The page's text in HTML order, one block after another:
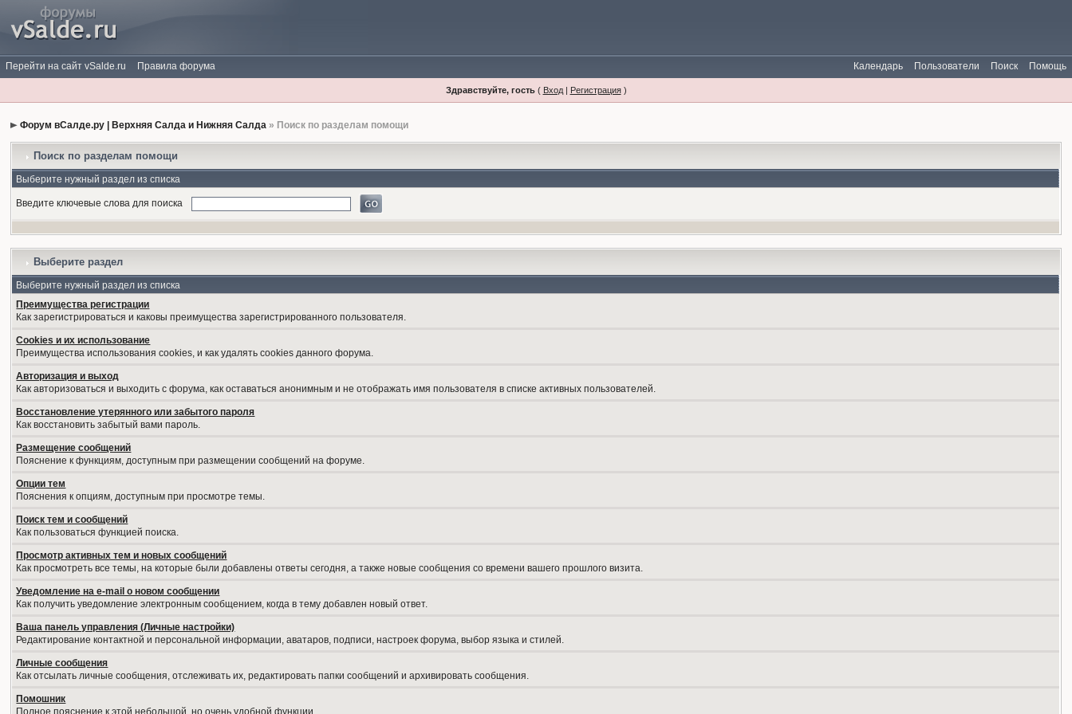
Перейти на сайт vSalde.ru Правила форума Помощь
Поиск
Пользователи
Календарь
Здравствуйте, гость( Вход| Регистрация)
Форум вСалде.ру | Верхняя Салда и Нижняя Салда » Поиск по разделам помощи
Поиск по разделам помощи
Выберите нужный раздел из списка
Введите ключевые слова для поиска
Выберите раздел
Выберите нужный раздел из списка
Преимущества регистрации
Как зарегистрироваться и каковы преимущества зарегистрированного пользователя.
Cookies и их использование
Преимущества использования cookies, и как удалять cookies данного форума.
Авторизация и выход
Как авторизоваться и выходить с форума, как оставаться анонимным и не отображать имя пользователя в списке активных пользователей.
Восстановление утерянного или забытого пароля
Как восстановить забытый вами пароль.
Размещение сообщений
Пояснение к функциям, доступным при размещении сообщений на форуме.
Опции тем
Пояснения к опциям, доступным при просмотре темы.
Поиск тем и сообщений
Как пользоваться функцией поиска.
Просмотр активных тем и новых сообщений
Как просмотреть все темы, на которые были добавлены ответы сегодня, а также новые сообщения со времени вашего прошлого визита.
Уведомление на е-mail о новом сообщении
Как получить уведомление электронным сообщением, когда в тему добавлен новый ответ.
Ваша панель управления (Личные настройки)
Редактирование контактной и персональной информации, аватаров, подписи, настроек форума, выбор языка и стилей.
Личные сообщения
Как отсылать личные сообщения, отслеживать их, редактировать папки сообщений и архивировать сообщения.
Помошник
Полное пояснение к этой небольшой, но очень удобной функции